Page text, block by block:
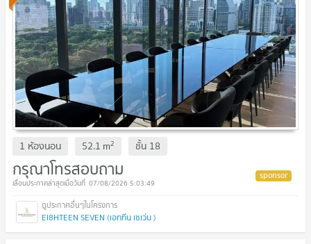
1 ห้องนอน 52.1 m2 ชั้น 18
กรุณาโทรสอบถาม
07/08/2026 5:03:49
EI8HTEEN SEVEN (เอททีน เซเว่น )